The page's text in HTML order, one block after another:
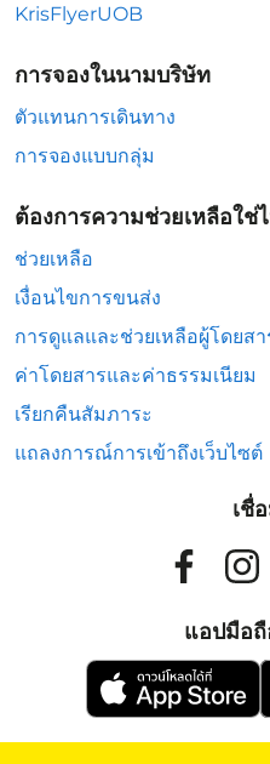
KrisFlyerUOB
การจองในนามบริษัท
ตัวแทนการเดินทาง
การจองแบบกลุ่ม
ต้องการความช่วยเหลือใช่
ช่วยเหลือ
เงื่อนไขการขนส่ง
การดูแลและช่วยเหลือผู้โดยส
ค่าโดยสารและค่าธรรมเนียม
เรียกคืนสัมภาระ
แถลงการณ์การเข้าถึงเว็บไซต์
เชื่
แอปมือ